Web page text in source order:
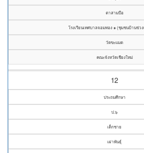
ตาสามบือ
โรงเรียนเทศบาลจอมทอง ๑ (ชุมชนบ้านข่วง
วัดขะแมด
คณะจังหวัดเชียงใหม่
12
ประถมศึกษา
ป.๖
เด็กชาย
เผ่าพันธุ์